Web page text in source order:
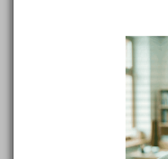
Karel Havlíček
Kritika hry M. L. King v
Důležité reakce
Zákonitosti v